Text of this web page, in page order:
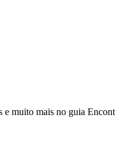
e muito mais no guia